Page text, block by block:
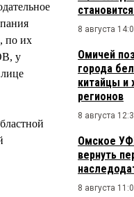
по их
у
8 августа
Омичей
города
китайцы и
регионов
8 августа
Омское
вернуть
8 августа